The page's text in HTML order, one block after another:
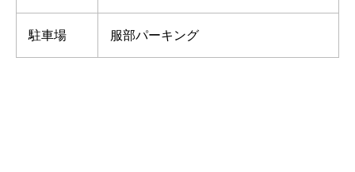
駐車場 服部パーキング